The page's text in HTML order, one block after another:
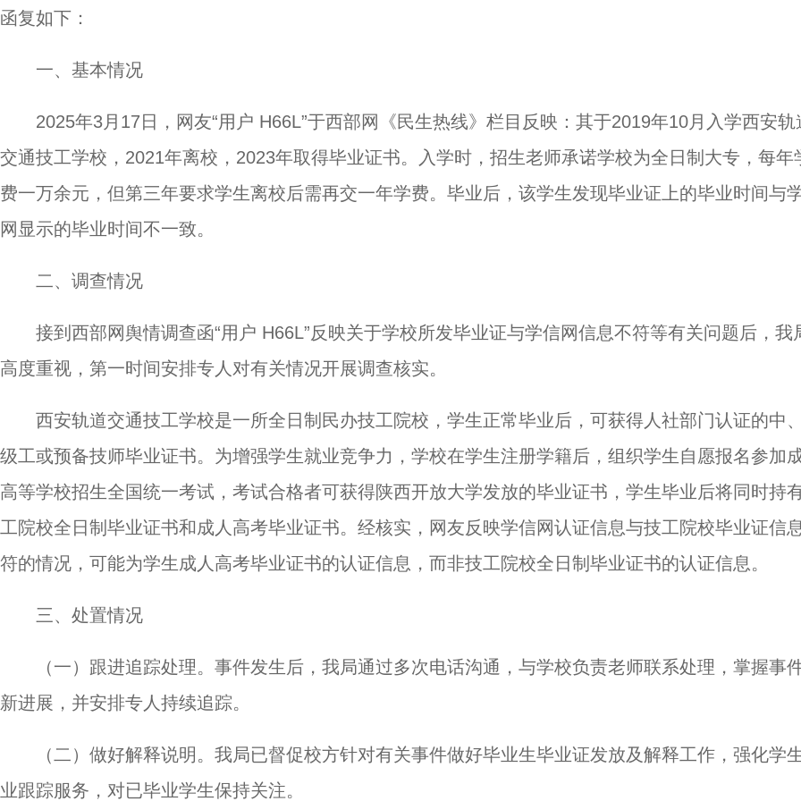
函复如下：
一、基本情况
2025年3月17日，网友“用户 H66L”于西部网《民生热线》栏目反映：其于2019年10月入学西安轨
交通技工学校，2021年离校，2023年取得毕业证书。入学时，招生老师承诺学校为全日制大专，每年
费一万余元，但第三年要求学生离校后需再交一年学费。毕业后，该学生发现毕业证上的毕业时间与
网显示的毕业时间不一致。
二、调查情况
接到西部网舆情调查函“用户 H66L”反映关于学校所发毕业证与学信网信息不符等有关问题后，我
高度重视，第一时间安排专人对有关情况开展调查核实。
西安轨道交通技工学校是一所全日制民办技工院校，学生正常毕业后，可获得人社部门认证的中
级工或预备技师毕业证书。为增强学生就业竞争力，学校在学生注册学籍后，组织学生自愿报名参加
高等学校招生全国统一考试，考试合格者可获得陕西开放大学发放的毕业证书，学生毕业后将同时持
工院校全日制毕业证书和成人高考毕业证书。经核实，网友反映学信网认证信息与技工院校毕业证信
符的情况，可能为学生成人高考毕业证书的认证信息，而非技工院校全日制毕业证书的认证信息。
三、处置情况
（一）跟进追踪处理。事件发生后，我局通过多次电话沟通，与学校负责老师联系处理，掌握事
新进展，并安排专人持续追踪。
（二）做好解释说明。我局已督促校方针对有关事件做好毕业生毕业证发放及解释工作，强化学
业跟踪服务，对已毕业学生保持关注。